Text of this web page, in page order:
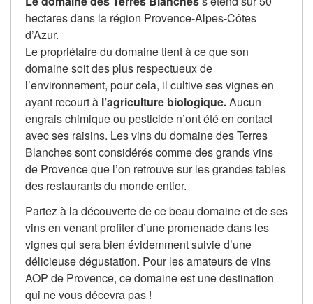
hectares dans la région Provence-Alpes-Côtes
d’Azur.
Le propriétaire du domaine tient à ce que son
domaine soit des plus respectueux de
l’environnement, pour cela, il cultive ses vignes en
ayant recourt à l’agriculture biologique.Aucun
engrais chimique ou pesticide n’ont été en contact
avec ses raisins. Les vins du domaine des Terres
Blanches sont considérés comme des grands vins
de Provence que l’on retrouve sur les grandes tables
des restaurants du monde entier.
Partez à la découverte de ce beau domaine et de ses
vins en venant profiter d’une promenade dans les
vignes qui sera bien évidemment suivie d’une
délicieuse dégustation. Pour les amateurs de vins
AOP de Provence, ce domaine est une destination
qui ne vous décevra pas !